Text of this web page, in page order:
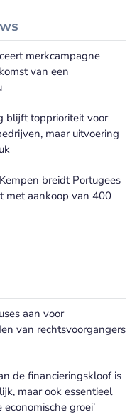
bankieren nieuws
merkcampagne
van een
blijft topprioriteit voor
maar uitvoering
breidt Portugees
met aankoop van 400
MVO-activiteiten nieuws
aan voor
van rechtsvoorgangers
de financieringskloof is
maar ook essentieel
groei’